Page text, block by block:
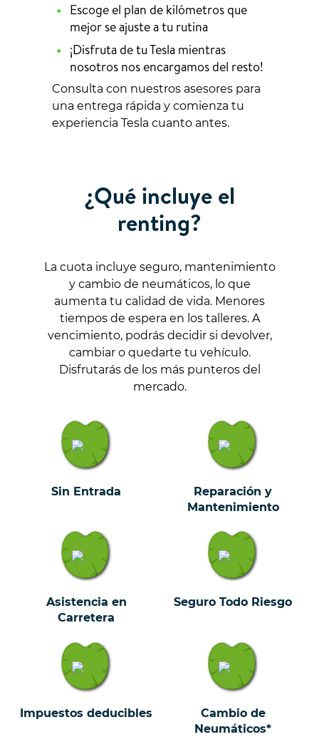
Escoge el plan de kilómetros que
mejor se ajuste a tu rutina
¡Disfruta de tu Tesla mientras
nosotros nos encargamos del resto!
Consulta con nuestros asesores para
una entrega rápida y comienza tu
experiencia Tesla cuanto antes.
¿Qué incluye el
renting?
La cuota incluye seguro, mantenimiento
y cambio de neumáticos, lo que
aumenta tu calidad de vida. Menores
tiempos de espera en los talleres. A
vencimiento, podrás decidir si devolver,
cambiar o quedarte tu vehículo.
Disfrutarás de los más punteros del
mercado.
Sin Entrada
Reparación y
Mantenimiento
Asistencia en
Carretera
Seguro Todo Riesgo
Impuestos deducibles
Cambio de
Neumáticos*